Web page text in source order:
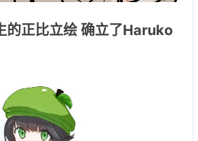
正比立绘 确立了Haruko